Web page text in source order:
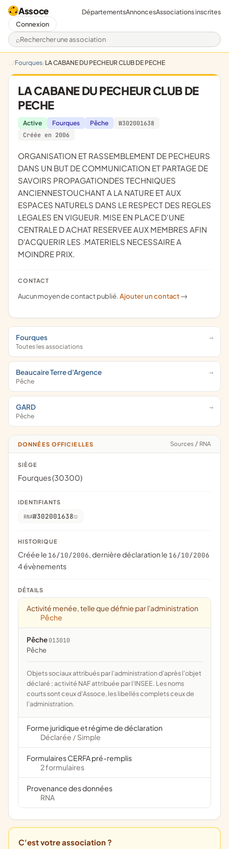
Assoce
Rechercher une association
DépartementsAnnoncesAssociations inscrites
Connexion
Fourques LA CABANE DU PECHEUR CLUB DE PECHE
LA CABANE DU PECHEUR CLUB DE
PECHE
Active Fourques Pêche
W302001638
Créée en 2006
ORGANISATION ET RASSEMBLEMENT DE PECHEURS
DANS UN BUT DE COMMUNICATION ET PARTAGE DE
SAVOIRS PROPAGATIONDES TECHNIQUES
ANCIENNESTOUCHANT A LA NATURE ET AUX
ESPACES NATURELS DANS LE RESPECT DES REGLES
LEGALES EN VIGUEUR. MISE EN PLACE D'UNE
CENTRALE D ACHAT RESERVEE AUX MEMBRES AFIN
D'ACQUERIR LES .MATERIELS NECESSAIRE A
MOINDRE PRIX.
CONTACT
Aucun moyen de contact publié.Ajouter un contact ->
Fourques
Toutes les associations
Beaucaire Terre d'Argence
Pêche
GARD
Pêche
DONNÉES OFFICIELLES Sources / RNA
SIÈGE
Fourques (30300)
IDENTIFIANTS
RNAW302001638
HISTORIQUE
Créée le 16/10/2006, dernière déclaration le 16/10/2006
4 évènements
DÉTAILS
Activité menée, telle que définie par l'administration
Pêche
Pêche 013010
pêche
Objets sociaux attribués par l'administration d'après l'objet
déclaré ; activité NAF attribuée par l'INSEE. Les noms
courts sont ceux d'Assoce, les libellés complets ceux de
l'administration.
Forme juridique et régime de déclaration
Déclarée / Simple
Formulaires CERFA pré-remplis
2 formulaires
Provenance des données
RNA
C'est votre association ?